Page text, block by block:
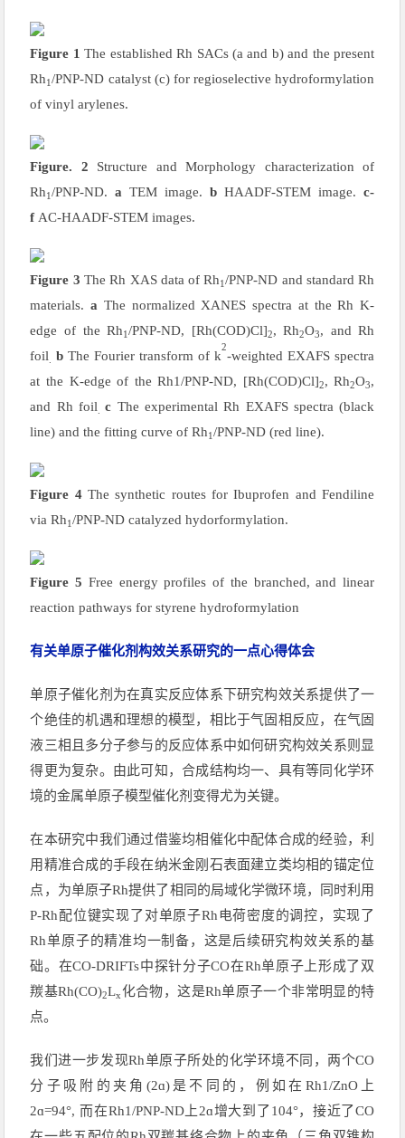
Figure 1The established Rh SACs (a and b) and the present
Rh1/PNP-ND catalyst (c) for regioselective hydroformylation
of vinyl arylenes.
Figure. 2 Structure and Morphology characterization of
Rh1/PNP-ND.a TEM image.b HAADF-STEM image.c-
f AC-HAADF-STEM images.
Figure 3 The Rh XAS data of Rh1/PNP-ND and standard Rh
materials.a The normalized XANES spectra at the Rh K-
edge of the Rh1/PNP-ND, [Rh(COD)Cl]2, Rh2O3, and Rh
foil bThe Fourier transform of k
2
-weighted EXAFS spectra
at the K-edge of the Rh1/PNP-ND, [Rh(COD)Cl]2, Rh2O3,
and Rh foil .c The experimental Rh EXAFS spectra (black
line) and the fitting curve of Rh1/PNP-ND (red line).
Figure 4The synthetic routes for Ibuprofen and Fendiline
via Rh1/PNP-ND catalyzed hydorformylation.
Figure 5 Free energy profiles of the branched, and linear
reaction pathways for styrene hydroformylation
有关单原子催化剂构效关系研究的一点心得体会
单原子催化剂为在真实反应体系下研究构效关系提供了一
个绝佳的机遇和理想的模型，相比于气固相反应，在气固
液三相且多分子参与的反应体系中如何研究构效关系则显
得更为复杂。由此可知，合成结构均一、具有等同化学环
境的金属单原子模型催化剂变得尤为关键。
在本研究中我们通过借鉴均相催化中配体合成的经验，利
用精准合成的手段在纳米金刚石表面建立类均相的锚定位
点，为单原子Rh提供了相同的局域化学微环境，同时利用
P-Rh配位键实现了对单原子Rh电荷密度的调控，实现了
Rh单原子的精准均一制备，这是后续研究构效关系的基
础。在CO-DRIFTs中探针分子CO在Rh单原子上形成了双
羰基Rh(CO)2Lx化合物，这是Rh单原子一个非常明显的特
点。
我们进一步发现Rh单原子所处的化学环境不同，两个CO
分子吸附的夹角(2ɑ)是不同的，例如在Rh1/ZnO上
2ɑ=94°, 而在Rh1/PNP-ND上2ɑ增大到了104°，接近了CO